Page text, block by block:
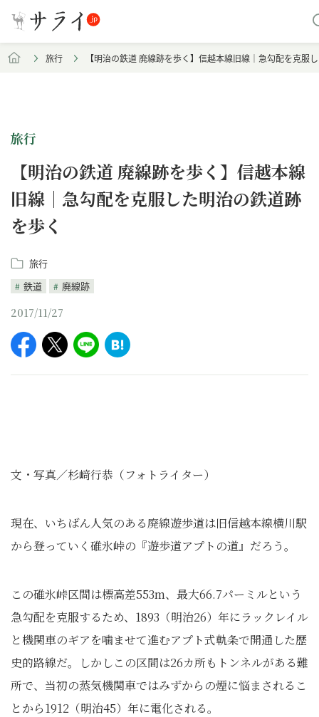
旅行 【明治の鉄道 廃線跡を歩く】信越本線旧線｜急勾配を克服
旅行
【明治の鉄道 廃線跡を歩く】信越本線
旧線｜急勾配を克服した明治の鉄道跡
を歩く
旅行
鉄道
廃線跡
2017/11/27
文・写真／杉﨑行恭（フォトライター）
現在、いちばん人気のある廃線遊歩道は旧信越本線横川駅
から登っていく碓氷峠の『遊歩道アプトの道』だろう。
この碓氷峠区間は標高差553m、最大66.7パーミルという
急勾配を克服するため、1893（明治26）年にラックレイル
と機関車のギアを噛ませて進むアプト式軌条で開通した歴
史的路線だ。しかしこの区間は26カ所もトンネルがある難
所で、当初の蒸気機関車ではみずからの煙に悩まされるこ
とから1912（明治45）年に電化される。